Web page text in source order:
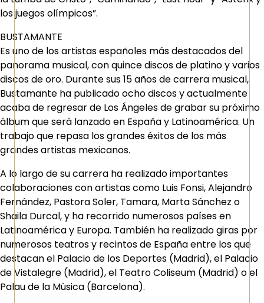
los juegos olímpicos”.
BUSTAMANTE
Es uno de los artistas españoles más destacados del
panorama musical, con quince discos de platino y varios
discos de oro. Durante sus 15 años de carrera musical,
Bustamante ha publicado ocho discos y actualmente
acaba de regresar de Los Ángeles de grabar su próximo
álbum que será lanzado en España y Latinoamérica. Un
trabajo que repasa los grandes éxitos de los más
grandes artistas mexicanos.
A lo largo de su carrera ha realizado importantes
colaboraciones con artistas como Luis Fonsi, Alejandro
Fernández, Pastora Soler, Tamara, Marta Sánchez o
Shaila Durcal, y ha recorrido numerosos países en
Latinoamérica y Europa. También ha realizado giras por
numerosos teatros y recintos de España entre los que
destacan el Palacio de los Deportes (Madrid), el Palacio
de Vistalegre (Madrid), el Teatro Coliseum (Madrid) o el
Palau de la Música (Barcelona).